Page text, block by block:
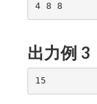
出力例 3